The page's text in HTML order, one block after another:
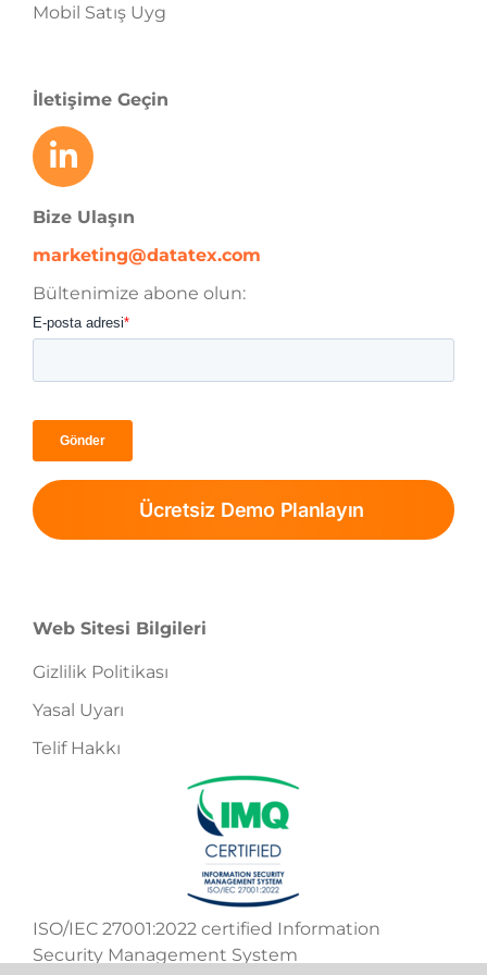
Mobil Satış Uyg
İletişime Geçin
Bize Ulaşın
marketing@datatex.com
Bültenimize abone olun:
Ücretsiz Demo Planlayın
Web Sitesi Bilgileri
Gizlilik Politikası
Yasal Uyarı
Telif Hakkı
ISO/IEC 27001:2022 certified Information
Security Management System